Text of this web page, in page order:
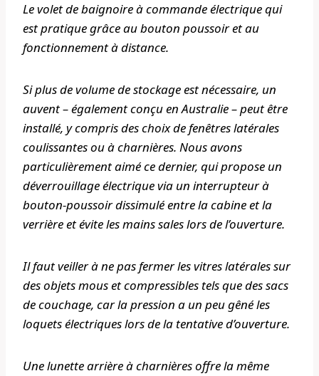
Le volet de baignoire à commande électrique qui
est pratique grâce au bouton poussoir et au
fonctionnement à distance.
Si plus de volume de stockage est nécessaire, un
auvent – également conçu en Australie – peut être
installé, y compris des choix de fenêtres latérales
coulissantes ou à charnières. Nous avons
particulièrement aimé ce dernier, qui propose un
déverrouillage électrique via un interrupteur à
bouton-poussoir dissimulé entre la cabine et la
verrière et évite les mains sales lors de l’ouverture.
Il faut veiller à ne pas fermer les vitres latérales sur
des objets mous et compressibles tels que des sacs
de couchage, car la pression a un peu gêné les
loquets électriques lors de la tentative d’ouverture.
Une lunette arrière à charnières offre la même